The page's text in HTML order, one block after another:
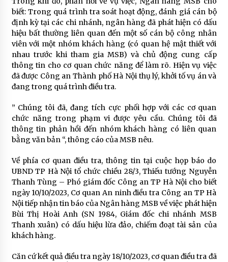
biết: Trong quá trình tra soát hoạt động, đánh giá cán bộ
định kỳ tại các chi nhánh, ngân hàng đã phát hiện có dấu
hiệu bất thường liên quan đến một số cán bộ công nhân
viên với một nhóm khách hàng (có quan hệ mật thiết với
nhau trước khi tham gia MSB) và chủ động cung cấp
thông tin cho cơ quan chức năng để làm rõ. Hiện vụ việc
đã được Công an Thành phố Hà Nội thụ lý, khởi tố vụ án và
đang trong quá trình điều tra.
” Chúng tôi đã, đang tích cực phối hợp với các cơ quan
chức năng trong phạm vi được yêu cầu. Chúng tôi đã
thông tin phản hồi đến nhóm khách hàng có liên quan
bằng văn bản “, thông cáo của MSB nêu.
Về phía cơ quan điều tra, thông tin tại cuộc họp báo do
UBND TP Hà Nội tổ chức chiều 28/3, Thiếu tướng Nguyễn
Thanh Tùng – Phó giám đốc Công an TP Hà Nội cho biết
ngày 10/10/2023, Cơ quan An ninh điều tra Công an TP Hà
Nội tiếp nhận tin báo của Ngân hàng MSB về việc phát hiện
Bùi Thị Hoài Anh (SN 1984, Giám đốc chi nhánh MSB
Thanh xuân) có dấu hiệu lừa đảo, chiếm đoạt tài sản của
khách hàng.
Căn cứ kết quả điều tra ngày 18/10/2023, cơ quan điều tra đã